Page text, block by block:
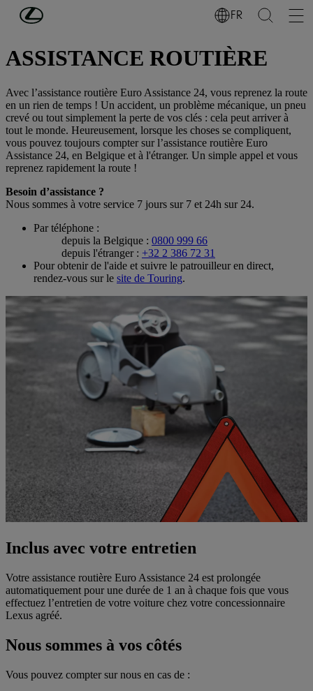
Passer au contenu principal (Appuyez sur Enter) FR
GARANTIE ET ASSISTANCE
ASSISTANCE ROUTIÈRE
Avec l’assistance routière Euro Assistance 24, vous reprenez la route
en un rien de temps ! Un accident, un problème mécanique, un pneu
crevé ou tout simplement la perte de vos clés : cela peut arriver à
tout le monde. Heureusement, lorsque les choses se compliquent,
vous pouvez toujours compter sur l’assistance routière Euro
Assistance 24, en Belgique et à l'étranger. Un simple appel et vous
reprenez rapidement la route !
Besoin d’assistance ?
Nous sommes à votre service 7 jours sur 7 et 24h sur 24.
Par téléphone :
depuis la Belgique : 0800 999 66
depuis l'étranger : +32 2 386 72 31
Pour obtenir de l'aide et suivre le patrouilleur en direct,
rendez-vous sur le site de Touring.
Inclus avec votre entretien
Votre assistance routière Euro Assistance 24 est prolongée
automatiquement pour une durée de 1 an à chaque fois que vous
effectuez l’entretien de votre voiture chez votre concessionnaire
Lexus agréé.
Nous sommes à vos côtés
Vous pouvez compter sur nous en cas de :